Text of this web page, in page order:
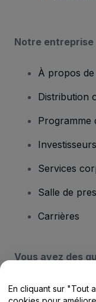
Notre entreprise
À propos
Distribution
Programme
Investisseurs
Services
Salle de
Carrières
Vous avez des
Centre
En cliquant sur "Tout